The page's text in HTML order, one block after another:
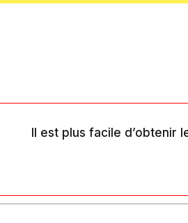
Il est plus facile d’obtenir